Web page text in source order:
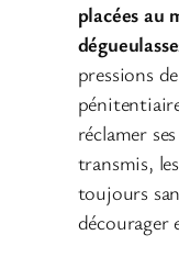
placées au
pressions
réclamer
transmis,
toujours
décourager